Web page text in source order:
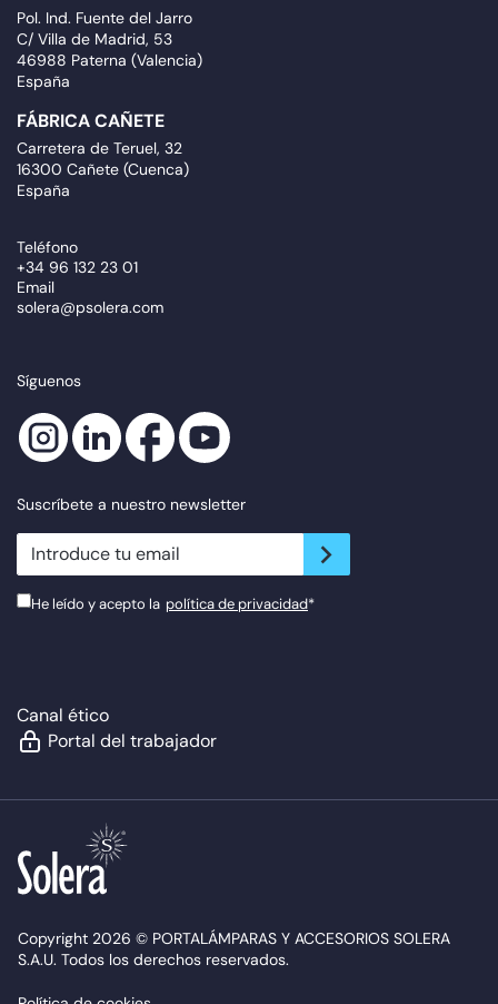
Pol. Ind. Fuente del Jarro
C/ Villa de Madrid, 53
46988 Paterna (Valencia)
España
FÁBRICA CAÑETE
Carretera de Teruel, 32
16300 Cañete (Cuenca)
España
Teléfono
+34 96 132 23 01
Email
solera@psolera.com
Síguenos
Suscríbete a nuestro newsletter
newsletter.suscribe
He leído y acepto la política de privacidad*
Canal ético
Portal del trabajador
Copyright 2026 © PORTALÁMPARAS Y ACCESORIOS SOLERA
S.A.U. Todos los derechos reservados.